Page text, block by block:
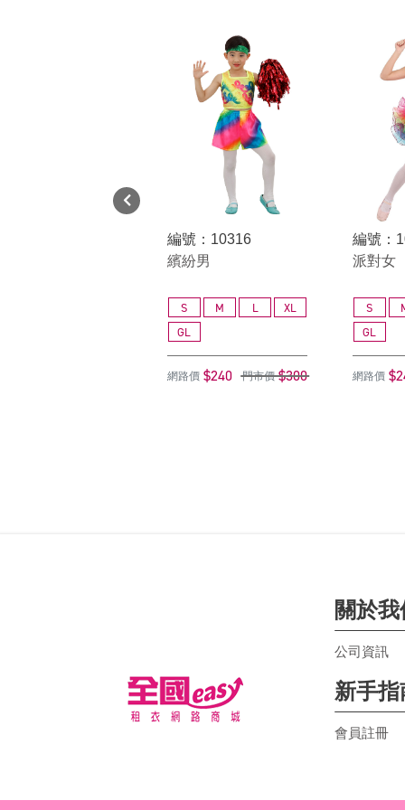
編號：10316
繽紛男
S M L
XL
GL
網路價 $240 門市價 $300
編號：
派對女
S
GL
網路價
關於我
公司資訊
新手指
會員註冊